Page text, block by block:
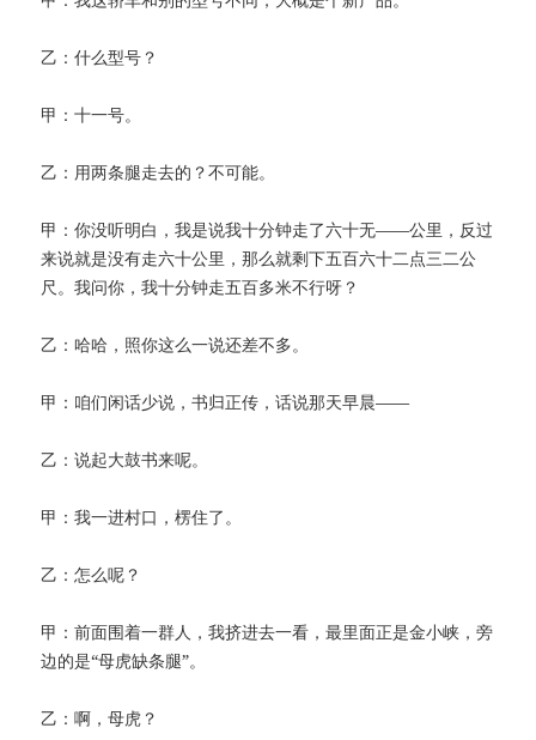
乙：什么型号？
甲：十一号。
乙：用两条腿走去的？不可能。
甲：你没听明白，我是说我十分钟走了六十无——公里，反过
来说就是没有走六十公里，那么就剩下五百六十二点三二公
尺。我问你，我十分钟走五百多米不行呀？
乙：哈哈，照你这么一说还差不多。
甲：咱们闲话少说，书归正传，话说那天早晨——
乙：说起大鼓书来呢。
甲：我一进村口，楞住了。
乙：怎么呢？
甲：前面围着一群人，我挤进去一看，最里面正是金小峡，旁
边的是“母虎缺条腿”。
乙：啊，母虎？